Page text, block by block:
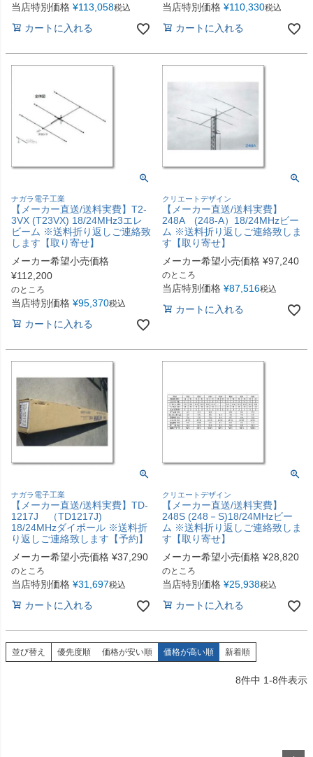
当店特別価格 ¥113,058税込
カートに入れる
当店特別価格 ¥110,330税込
カートに入れる
ナガラ電子工業
【メーカー直送/送料実費】T2-
3VX (T23VX) 18/24MHz3エレ
ビーム ※送料折り返しご連絡致
します【取り寄せ】
メーカー希望小売価格
¥112,200
のところ
当店特別価格 ¥95,370税込
カートに入れる
クリエートデザイン
【メーカー直送/送料実費】
248A (248-A）18/24MHzビー
ム ※送料折り返しご連絡致しま
す【取り寄せ】
メーカー希望小売価格 ¥97,240
のところ
当店特別価格 ¥87,516税込
カートに入れる
ナガラ電子工業
【メーカー直送/送料実費】TD-
1217J （TD1217J)
18/24MHzダイポール ※送料折
り返しご連絡致します【予約】
メーカー希望小売価格 ¥37,290
のところ
当店特別価格 ¥31,697税込
カートに入れる
クリエートデザイン
【メーカー直送/送料実費】
248S (248－S)18/24MHzビー
ム ※送料折り返しご連絡致しま
す【取り寄せ】
メーカー希望小売価格 ¥28,820
のところ
当店特別価格 ¥25,938税込
カートに入れる
並び替え 優先度順 価格が安い順 価格が高い順 新着順
8件中 1-8件表示